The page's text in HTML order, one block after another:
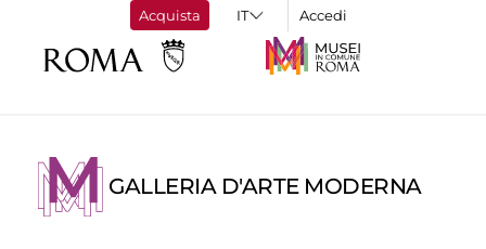
Acquista Accedi
GALLERIA D'ARTE MODERNA